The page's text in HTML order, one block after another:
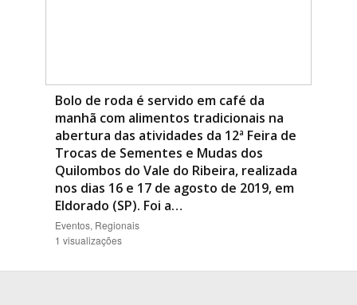
Bolo de roda é servido em café da
manhã com alimentos tradicionais na
abertura das atividades da 12ª Feira de
Trocas de Sementes e Mudas dos
Quilombos do Vale do Ribeira, realizada
nos dias 16 e 17 de agosto de 2019, em
Eldorado (SP). Foi a…
Eventos, Regionais
1 visualizações